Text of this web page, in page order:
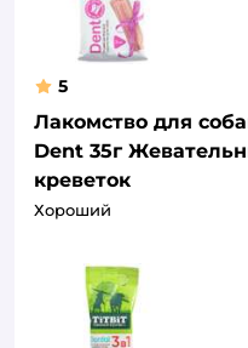
5
Лакомство для
Dent 35г
креветок
Хороший